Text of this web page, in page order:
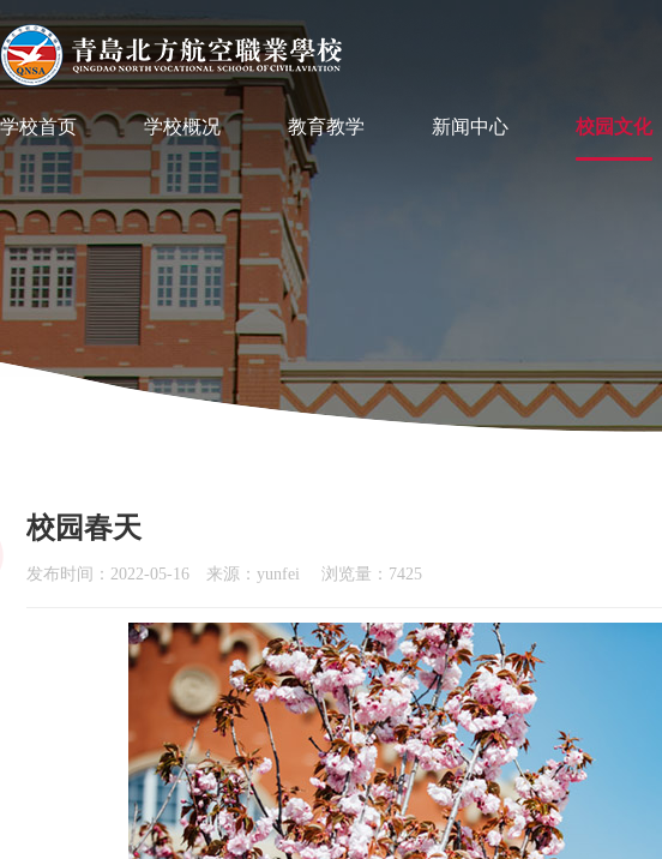
学校首页 学校概况 教育教学 新闻中心 校园文化
校园春天
发布时间：2022-05-16 来源：yunfei 浏览量：7425